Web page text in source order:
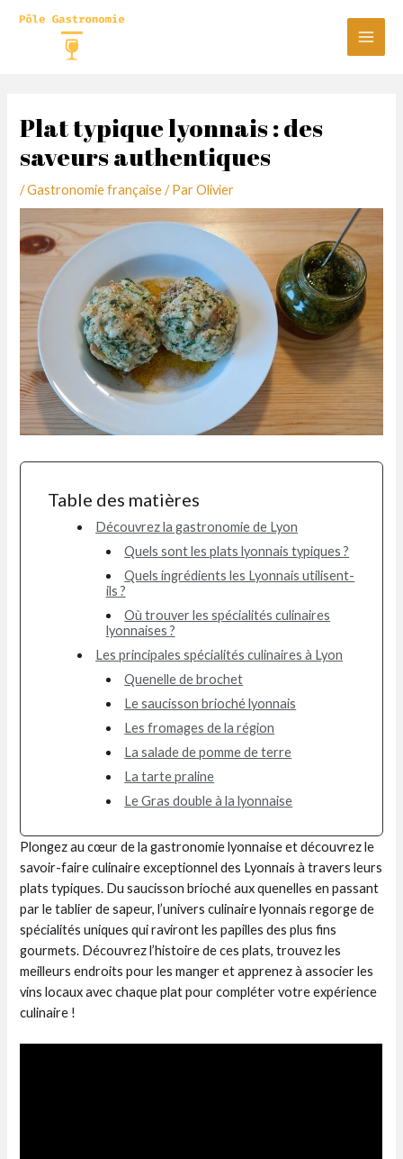
Main
Plat typique lyonnais : des
saveurs authentiques
/Gastronomie française/ ParOlivier
Table des matières
Découvrez la gastronomie de Lyon
Quels sont les plats lyonnais typiques ?
Quels ingrédients les Lyonnais utilisent-
ils ?
Où trouver les spécialités culinaires
lyonnaises ?
Les principales spécialités culinaires à Lyon
Quenelle de brochet
Le saucisson brioché lyonnais
Les fromages de la région
La salade de pomme de terre
La tarte praline
Le Gras double à la lyonnaise
Plongez au cœur de la gastronomie lyonnaise et découvrez le
savoir-faire culinaire exceptionnel des Lyonnais à travers leurs
plats typiques. Du saucisson brioché aux quenelles en passant
par le tablier de sapeur, l’univers culinaire lyonnais regorge de
spécialités uniques qui raviront les papilles des plus fins
gourmets. Découvrez l’histoire de ces plats, trouvez les
meilleurs endroits pour les manger et apprenez à associer les
vins locaux avec chaque plat pour compléter votre expérience
culinaire !